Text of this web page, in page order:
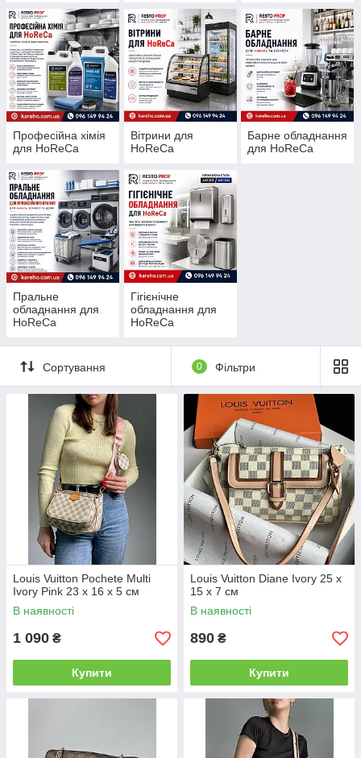
Професійна хімія
для HoReCa
Вітрини для
HoReCa
Барне обладнання
для HoReCa
Пральне
обладнання для
HoReCa
Гігієнічне
обладнання для
HoReCa
Сортування 0 Фільтри
Louis Vuitton Pochete Multi
Ivory Pink 23 х 16 х 5 см
В наявності
1 090 ₴
Купити
Louis Vuitton Diane Ivory 25 x
15 x 7 см
В наявності
890 ₴
Купити